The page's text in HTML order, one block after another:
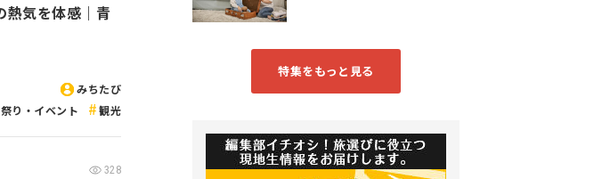
熱気を体感｜青
みちたび
り・イベント 観光
328
特集をもっと見る